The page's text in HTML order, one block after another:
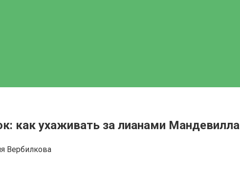
как ухаживать за лианами Мандевилла
Вербилкова